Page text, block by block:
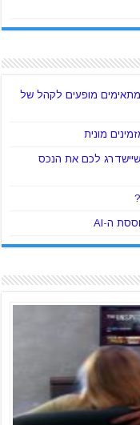
מופעים לקהל של
שיישדרג לכם את הנכס